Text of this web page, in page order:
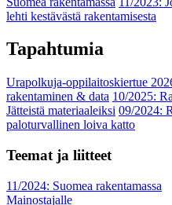
lehti kestävästä rakentamisesta
Tapahtumia
Urapolkuja-oppilaitoskiertue
rakentaminen & data 10/2025:
Jätteistä materiaaleiksi 09/2024:
paloturvallinen loiva katto
Teemat ja liitteet
11/2024: Suomea rakentamassa
Mainostajalle